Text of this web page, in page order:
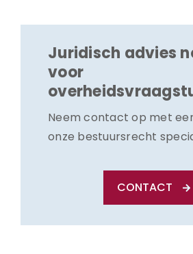
Juridisch advies
voor
Neem contact op met
onze bestuursrecht
CONTACT